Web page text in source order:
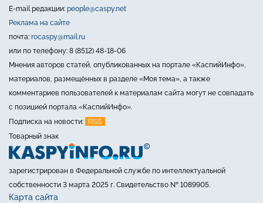
E-mail редакции: people@caspy.net
Реклама на сайте
почта: rocaspy@mail.ru
или по телефону: 8 (8512) 48-18-06
Мнения авторов статей, опубликованных на портале «КаспийИнфо»,
материалов, размещённых в разделе «Моя тема», а также
комментариев пользователей к материалам сайта могут не совпадать
с позицией портала «КаспийИнфо».
Подписка на новости:
RSS
Товарный знак
зарегистрирован в Федеральной службе по интеллектуальной
собственности 3 марта 2025 г. Свидетельство № 1089905.
Карта сайта